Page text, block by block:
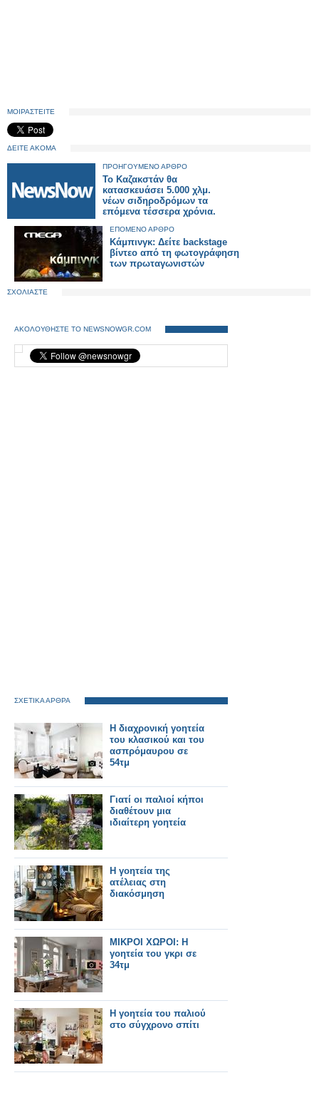
ΜΟΙΡΑΣΤΕΙΤΕ
ΔΕΙΤΕ ΑΚΟΜΑ
ΠΡΟΗΓΟΥΜΕΝΟ ΑΡΘΡΟ
Το Καζακστάν θα
κατασκευάσει 5.000 χλμ.
νέων σιδηροδρόμων τα
επόμενα τέσσερα χρόνια.
ΕΠΟΜΕΝΟ ΑΡΘΡΟ
Κάμπινγκ: Δείτε backstage
βίντεο από τη φωτογράφηση
των πρωταγωνιστών
ΣΧΟΛΙΑΣΤΕ
ΑΚΟΛΟΥΘΗΣΤΕ ΤΟ NEWSNOWGR.COM
ΣΧΕΤΙΚΑ ΑΡΘΡΑ
Η διαχρονική γοητεία
του κλασικού και του
ασπρόμαυρου σε
54τμ
Γιατί οι παλιοί κήποι
διαθέτουν μια
ιδιαίτερη γοητεία
Η γοητεία της
ατέλειας στη
διακόσμηση
ΜΙΚΡΟΙ ΧΩΡΟΙ: Η
γοητεία του γκρι σε
34τμ
Η γοητεία του παλιού
στο σύγχρονο σπίτι